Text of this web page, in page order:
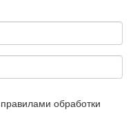
обработки